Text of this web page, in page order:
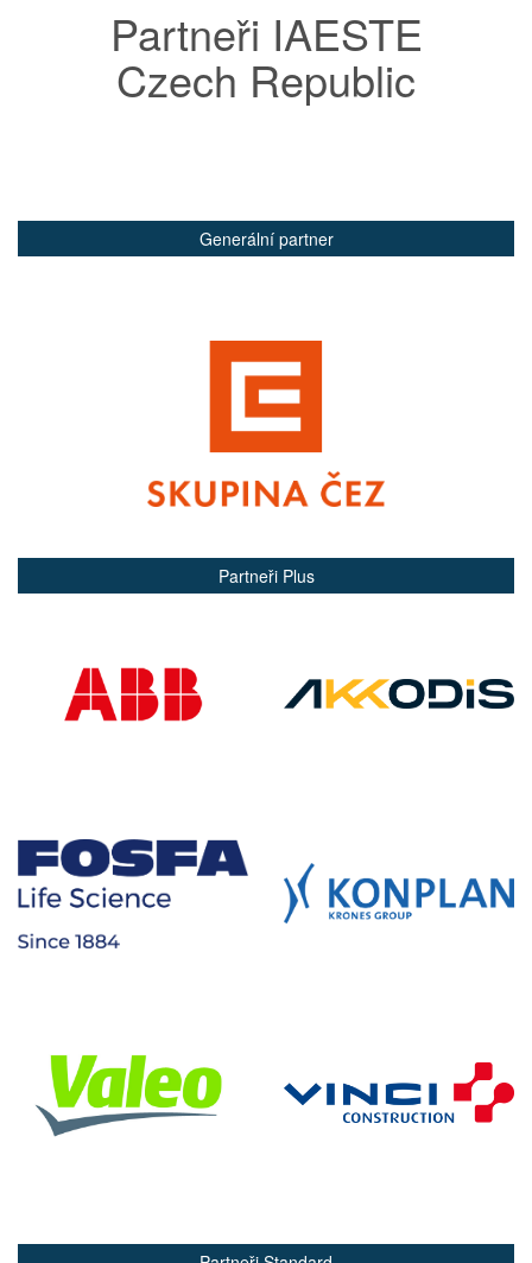
Partneři IAESTE
Czech Republic
Generální partner
Partneři Plus